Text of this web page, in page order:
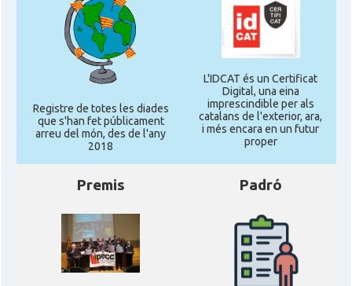
Registre de totes les diades
que s'han fet públicament
arreu del món, des de l'any
2018
L'IDCAT és un Certificat
Digital, una eina
imprescindible per als
catalans de l'exterior, ara,
i més encara en un futur
proper
Premis Padró